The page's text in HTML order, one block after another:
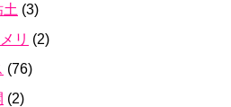
(3)
リ (2)
(76)
(2)